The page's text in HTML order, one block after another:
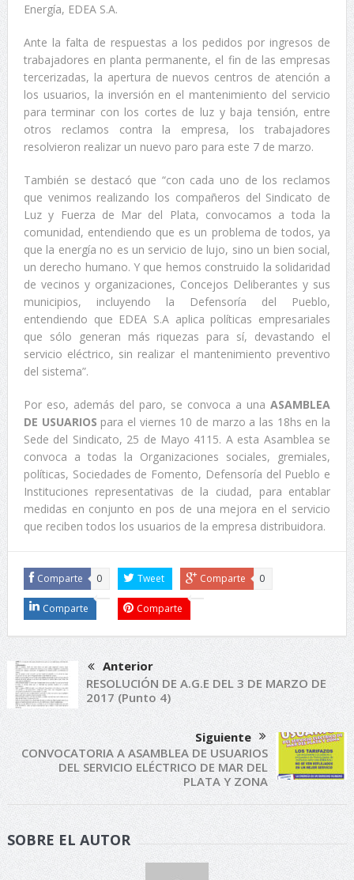
Energía, EDEA S.A.
Ante la falta de respuestas a los pedidos por ingresos de
trabajadores en planta permanente, el fin de las empresas
tercerizadas, la apertura de nuevos centros de atención a
los usuarios, la inversión en el mantenimiento del servicio
para terminar con los cortes de luz y baja tensión, entre
otros reclamos contra la empresa, los trabajadores
resolvieron realizar un nuevo paro para este 7 de marzo.
También se destacó que “con cada uno de los reclamos
que venimos realizando los compañeros del Sindicato de
Luz y Fuerza de Mar del Plata, convocamos a toda la
comunidad, entendiendo que es un problema de todos, ya
que la energía no es un servicio de lujo, sino un bien social,
un derecho humano. Y que hemos construido la solidaridad
de vecinos y organizaciones, Concejos Deliberantes y sus
municipios, incluyendo la Defensoría del Pueblo,
entendiendo que EDEA S.A aplica políticas empresariales
que sólo generan más riquezas para sí, devastando el
servicio eléctrico, sin realizar el mantenimiento preventivo
del sistema”.
Por eso, además del paro, se convoca a unaASAMBLEA
DE USUARIOS para el viernes 10 de marzo a las 18hs en la
Sede del Sindicato, 25 de Mayo 4115. A esta Asamblea se
convoca a todas la Organizaciones sociales, gremiales,
políticas, Sociedades de Fomento, Defensoría del Pueblo e
Instituciones representativas de la ciudad, para entablar
medidas en conjunto en pos de una mejora en el servicio
que reciben todos los usuarios de la empresa distribuidora.
Comparte 0 Tweet Comparte 0
Comparte Comparte
Anterior
RESOLUCIÓN DE A.G.E DEL 3 DE MARZO DE
2017 (Punto 4)
Siguiente
CONVOCATORIA A ASAMBLEA DE USUARIOS
DEL SERVICIO ELÉCTRICO DE MAR DEL
PLATA Y ZONA
SOBRE EL AUTOR